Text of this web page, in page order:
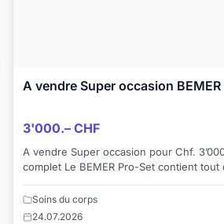
A vendre Super occasion
3'000.– CHF
A vendre Super occasion pour Chf. 3’000.- BEMER Pro-Set
complet Le BEMER Pro-Set contient tout ce dont vous avez
Soins du corps
24.07.2026